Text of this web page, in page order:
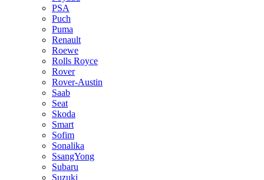
PSA
Puch
Puma
Renault
Roewe
Rolls Royce
Rover
Rover-Austin
Saab
Seat
Skoda
Smart
Sofim
Sonalika
SsangYong
Subaru
Suzuki